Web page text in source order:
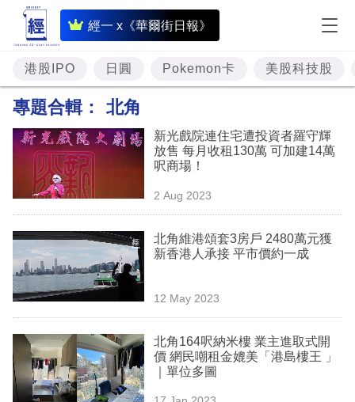
經一 x《華爾街日報》
即
時
財
經
題
資
樓
理
商
業
科
港股IPO 日圓 Pokemon卡 美股科技股
專題合輯： 北角
新光戲院連住宅遭投資者羅守輝
放售 每月收租130萬 可加建14萬
呎商場！
2 Aug 2023
北角維港頌套3房戶 2480萬元獲
新香港人承接 平市價約一成
12 May 2023
北角164呎納米樓 業主進取式開
價 網民嘲租金媲美「港島樓王 」
｜單位多圖